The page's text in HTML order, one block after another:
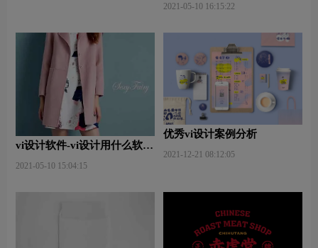
2021-05-10 16:15:22
vi设计软件-vi设计用什么软件
2021-05-10 15:04:15
优秀vi设计案例分析
2021-12-21 08:12:05